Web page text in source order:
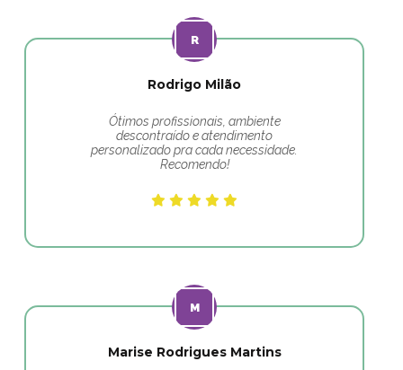
Rodrigo Milão
Ótimos profissionais, ambiente
descontraído e atendimento
personalizado pra cada necessidade.
Recomendo!
Marise Rodrigues Martins